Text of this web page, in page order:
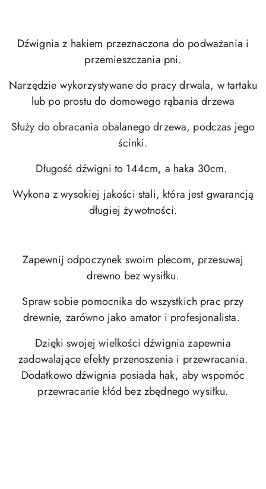
Dźwignia z hakiem przeznaczona do podważania i
przemieszczania pni.
Narzędzie wykorzystywane do pracy drwala, w tartaku
lub po prostu do domowego rąbania drzewa
Służy do obracania obalanego drzewa, podczas jego
ścinki.
Długość dźwigni to 144cm, a haka 30cm.
Wykona z wysokiej jakości stali, która jest gwarancją
długiej żywotności.
Zapewnij odpoczynek swoim plecom, przesuwaj
drewno bez wysiłku.
Spraw sobie pomocnika do wszystkich prac przy
drewnie, zarówno jako amator i profesjonalista.
Dzięki swojej wielkości dźwignia zapewnia
zadowalające efekty przenoszenia i przewracania.
Dodatkowo dźwignia posiada hak, aby wspomóc
przewracanie kłód bez zbędnego wysiłku.